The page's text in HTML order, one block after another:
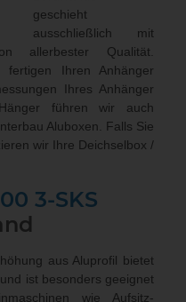
geschieht
ausschließlich mit
allerbester Qualität.
fertigen Ihren Anhänger
Ihres Anhänger
führen wir auch
Aluboxen . Falls Sie
wir Ihre Deichselbox /
3-SKS
aus Aluprofil bietet
ist besonders geeignet
wie Aufsitz-